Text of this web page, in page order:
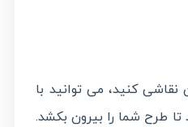
نقاشی کنید، می توانید با
تا طرح شما را بیرون بکشد.